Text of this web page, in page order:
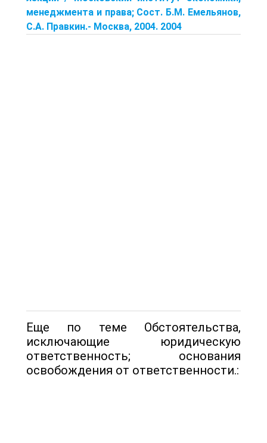
менеджмента и права; Сост. Б.М. Емельянов,
С.А. Правкин.- Москва, 2004. 2004
Еще по теме Обстоятельства,
исключающие юридическую
ответственность; основания
освобождения от ответственности.: